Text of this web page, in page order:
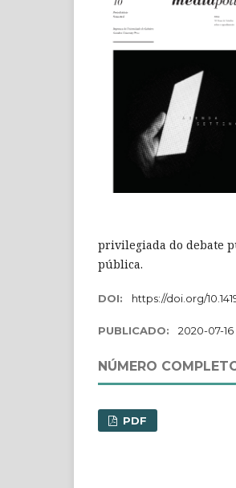
privilegiada do debate
pública.
DOI: https://doi.org/
PUBLICADO: 2020-07-16
NÚMERO
PDF